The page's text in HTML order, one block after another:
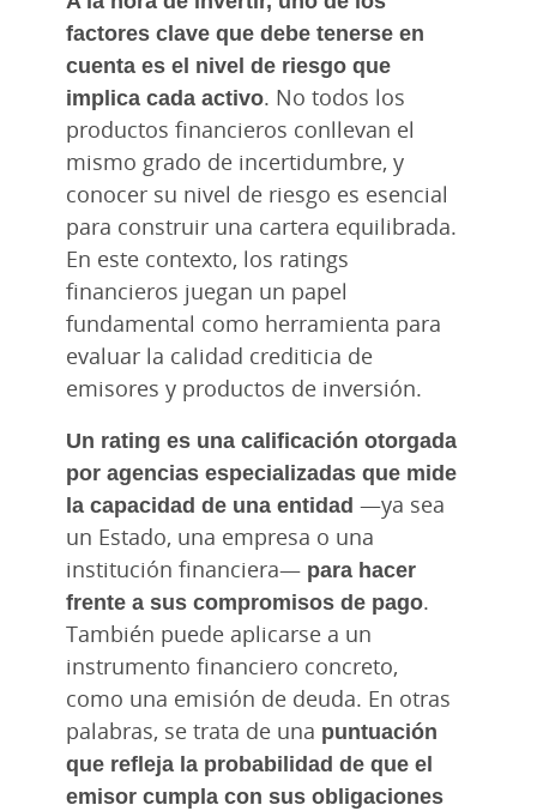
factores clave que debe tenerse en
cuenta es el nivel de riesgo que
implica cada activo. No todos los
productos financieros conllevan el
mismo grado de incertidumbre, y
conocer su nivel de riesgo es esencial
para construir una cartera equilibrada.
En este contexto, los ratings
financieros juegan un papel
fundamental como herramienta para
evaluar la calidad crediticia de
emisores y productos de inversión.
Un rating es una calificación otorgada
por agencias especializadas que mide
la capacidad de una entidad —ya sea
un Estado, una empresa o una
institución financiera— para hacer
frente a sus compromisos de pago.
También puede aplicarse a un
instrumento financiero concreto,
como una emisión de deuda. En otras
palabras, se trata de una puntuación
que refleja la probabilidad de que el
emisor cumpla con sus obligaciones